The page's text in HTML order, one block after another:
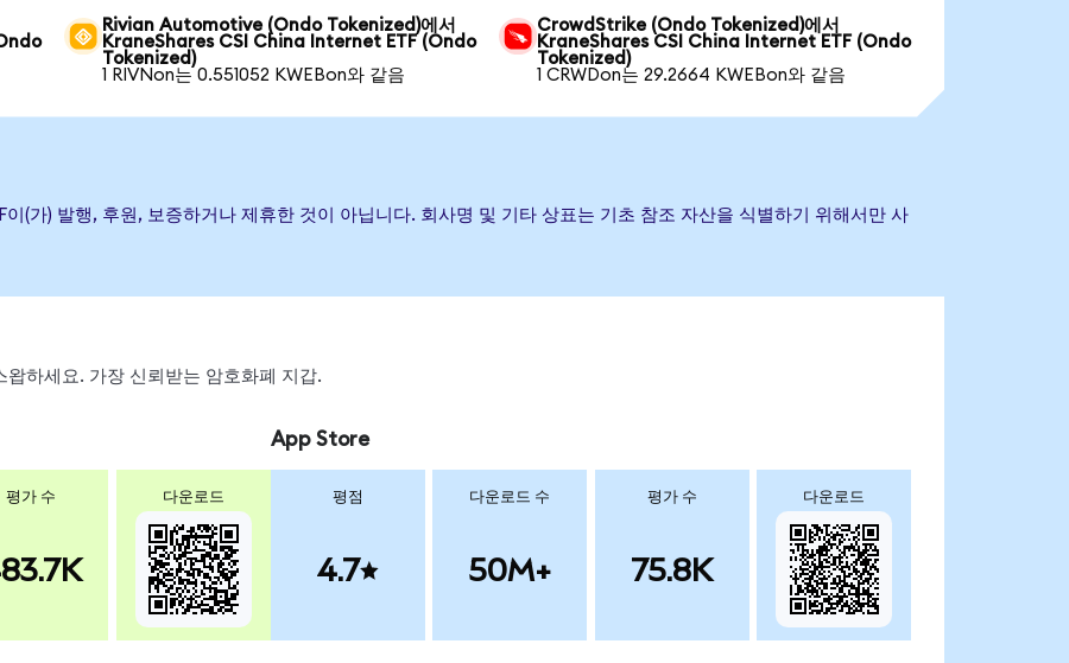
Rivian Automotive (Ondo Tokenized)에서
KraneShares CSI China Internet ETF (Ondo
Tokenized)
1 RIVNon는 0.551052 KWEBon와 같음
CrowdStrike (Ondo Tokenized)에서
KraneShares CSI China Internet ETF (Ondo
Tokenized)
1 CRWDon는 29.2664 KWEBon와 같음
(가) 발행, 후원, 보증하거나 제휴한 것이 아닙니다. 회사명 및 기타 상표는 기초 참조 자산을 식별하기 위해서만 사
하세요. 가장 신뢰받는 암호화폐 지갑.
평가 수 다운로드
App Store
평점
4.7
다운로드 수
50M+
평가 수
75.8K
다운로드